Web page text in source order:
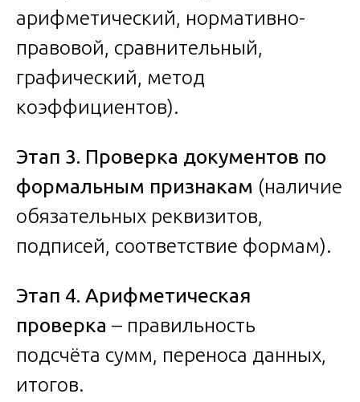
арифметический, нормативно-
правовой, сравнительный,
графический, метод
коэффициентов).
Этап 3. Проверка документов по
формальным признакам (наличие
обязательных реквизитов,
подписей, соответствие формам).
Этап 4. Арифметическая
проверка – правильность
подсчёта сумм, переноса данных,
итогов.